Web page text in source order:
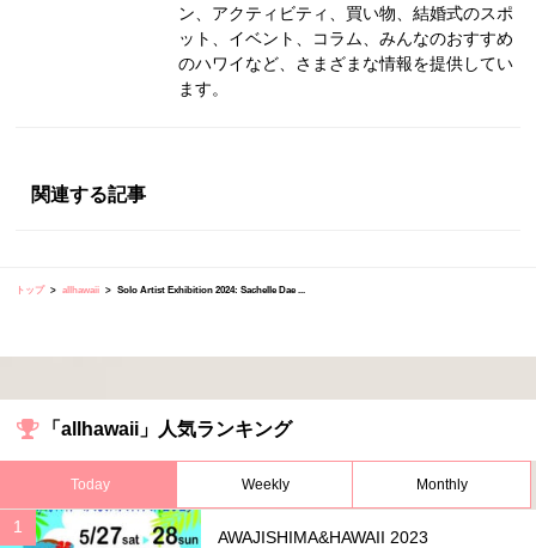
ン、アクティビティ、買い物、結婚式のスポ
ット、イベント、コラム、みんなのおすすめ
のハワイなど、さまざまな情報を提供してい
ます。
関連する記事
トップ allhawaii Solo Artist Exhibition 2024: Sachelle Dae ...
「allhawaii」人気ランキング
Today Weekly Monthly
AWAJISHIMA&HAWAII 2023